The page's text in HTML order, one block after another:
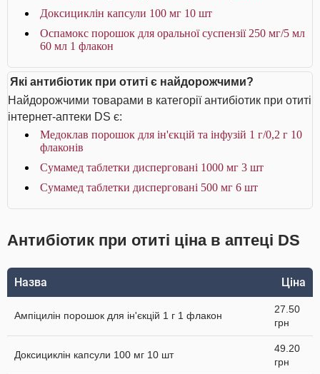
Доксициклін капсули 100 мг 10 шт
Оспамокс порошок для оральної суспензії 250 мг/5 мл
60 мл 1 флакон
Які антибіотик при отиті є найдорожчими?
Найдорожчими товарами в категорії антибіотик при отиті
інтернет-аптеки DS є:
Медоклав порошок для ін'єкцій та інфузій 1 г/0,2 г 10
флаконів
Сумамед таблетки дисперговані 1000 мг 3 шт
Сумамед таблетки дисперговані 500 мг 6 шт
Антибіотик при отиті ціна в аптеці DS
Назва Ціна
Ампіцилін порошок для ін'єкцій 1 г 1 флакон
27.50
грн
Доксициклін капсули 100 мг 10 шт
49.20
грн